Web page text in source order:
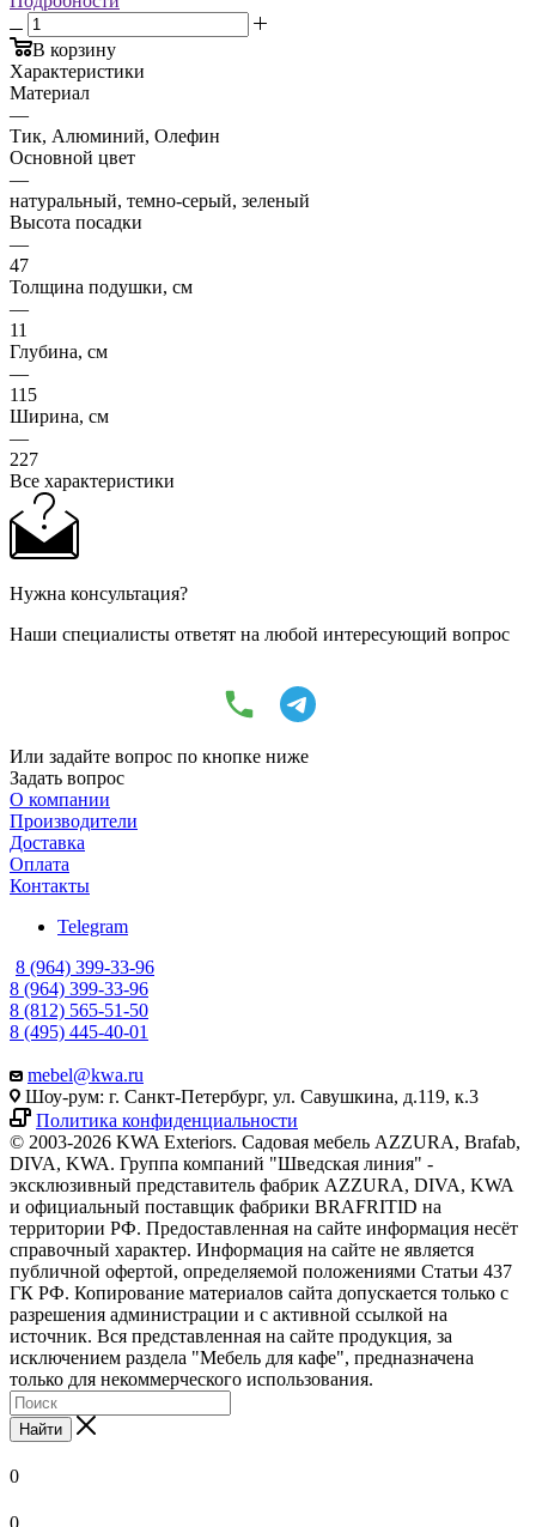
В корзину
Характеристики
Материал
—
Тик, Алюминий, Олефин
Основной цвет
—
натуральный, темно-серый, зеленый
Высота посадки
—
47
Толщина подушки, см
—
11
Глубина, см
—
115
Ширина, см
—
227
Все характеристики
Нужна консультация?
Наши специалисты ответят на любой интересующий вопрос
Или задайте вопрос по кнопке ниже
Задать вопрос
О компании
Производители
Доставка
Оплата
Контакты
Telegram
8 (964) 399-33-96
8 (964) 399-33-96
8 (812) 565-51-50
8 (495) 445-40-01
mebel@kwa.ru
Шоу-рум: г. Санкт-Петербург, ул. Савушкина, д.119, к.3
Политика конфиденциальности
© 2003-2026 KWA Exteriors. Садовая мебель AZZURA, Brafab,
DIVA, KWA. Группа компаний "Шведская линия" -
эксклюзивный представитель фабрик AZZURA, DIVA, KWA
и официальный поставщик фабрики BRAFRITID на
территории РФ. Предоставленная на сайте информация несёт
справочный характер. Информация на сайте не является
публичной офертой, определяемой положениями Статьи 437
ГК РФ. Копирование материалов сайта допускается только с
разрешения администрации и с активной ссылкой на
источник. Вся представленная на сайте продукция, за
исключением раздела "Мебель для кафе", предназначена
только для некоммерческого использования.
Найти
0
0